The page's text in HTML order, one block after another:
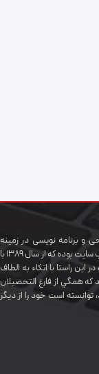
برنامه نویسی در زمینه
محصولات اینترنتی، خدمات طراحی، بهینه سازی و پشتیبانی وب سایت بوده که از سال 1389 با
راستا با اتکاء به الطاف
همگي از فارغ التحصیلان
است خود را از دیگر